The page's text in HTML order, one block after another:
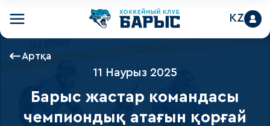
KZ
Артқа
11 Наурыз 2025
Барыс жастар командасы
чемпиондық атағын қорғай